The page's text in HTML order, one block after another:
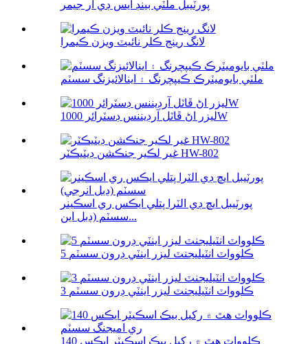
پورٽيبل ملٽي بينڊ ايس ڊي آر جيمر
لانگ رينج ڪلر نائيٽ ويزن ڪيمرا
ملٽي بايوميٽرڪ ڪيپچرنگ ۽ اينالائيزنگ سسٽم
ليزر اڻ ڦاٽل آرڊيننس ڊسٽرائر 1000W
غير لڪير جنڪشن ڊيٽيڪٽر HW-802
پورٽيبل ايڇ ڊي الٽرا پتلي ايڪس ري اسڪينر
سسٽم (ڊبل اين...
5 ڪلوواٽ انٽيليجنٽ ليزر اينٽي ڊرون سسٽم
3 ڪلوواٽ انٽيليجنٽ ليزر اينٽي ڊرون سسٽم
140 ڪلوواٽ هٿ ۾ رکيل بيڪ اسڪيٽر ايڪس